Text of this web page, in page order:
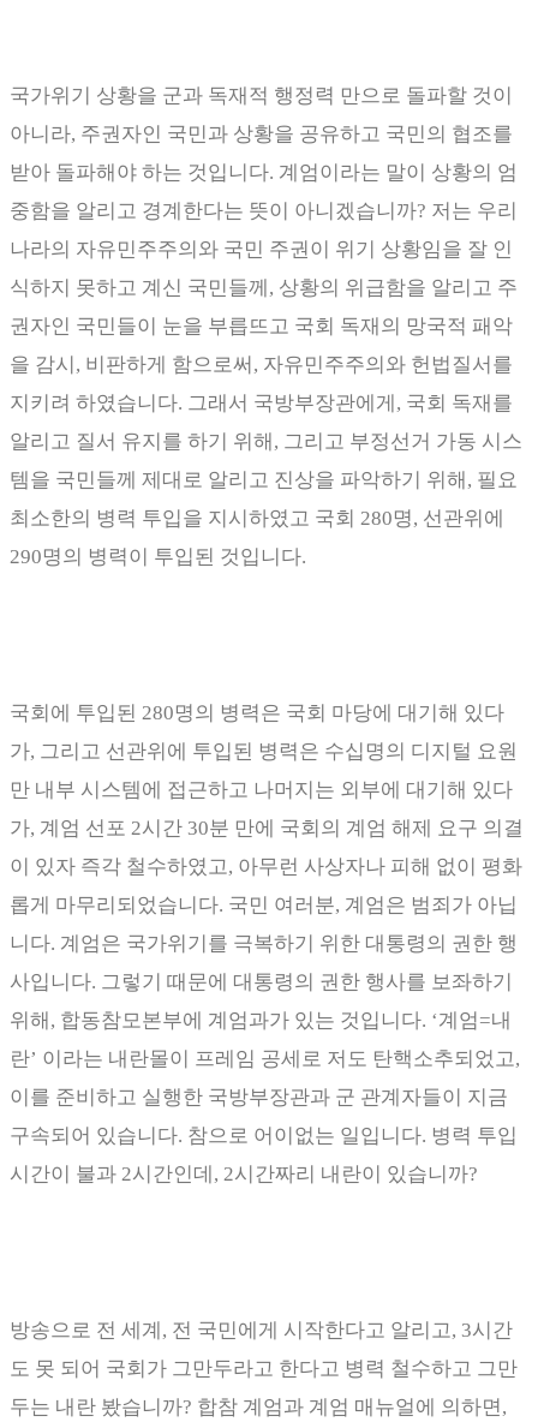
국가위기 상황을 군과 독재적 행정력 만으로 돌파할 것이
아니라, 주권자인 국민과 상황을 공유하고 국민의 협조를
받아 돌파해야 하는 것입니다. 계엄이라는 말이 상황의 엄
중함을 알리고 경계한다는 뜻이 아니겠습니까? 저는 우리
나라의 자유민주주의와 국민 주권이 위기 상황임을 잘 인
식하지 못하고 계신 국민들께 , 상황의 위급함을 알리고 주
권자인 국민들이 눈을 부릅뜨고 국회 독재의 망국적 패악
을 감시 , 비판하게 함으로써 , 자유민주주의와 헌법질서를
지키려 하였습니다. 그래서 국방부장관에게 , 국회 독재를
알리고 질서 유지를 하기 위해 , 그리고 부정선거 가동 시스
템을 국민들께 제대로 알리고 진상을 파악하기 위해 , 필요
최소한의 병력 투입을 지시하였고 국회 280명, 선관위에
290명의 병력이 투입된 것입니다.
국회에 투입된 280명의 병력은 국회 마당에 대기해 있다
가, 그리고 선관위에 투입된 병력은 수십명의 디지털 요원
만 내부 시스템에 접근하고 나머지는 외부에 대기해 있다
가, 계엄 선포 2시간 30분 만에 국회의 계엄 해제 요구 의결
이 있자 즉각 철수하였고, 아무런 사상자나 피해 없이 평화
롭게 마무리되었습니다. 국민 여러분, 계엄은 범죄가 아닙
니다. 계엄은 국가위기를 극복하기 위한 대통령의 권한 행
사입니다. 그렇기 때문에 대통령의 권한 행사를 보좌하기
위해 , 합동참모본부에 계엄과가 있는 것입니다. ‘계엄=내
란’ 이라는 내란몰이 프레임 공세로 저도 탄핵소추되었고,
이를 준비하고 실행한 국방부장관과 군 관계자들이 지금
구속되어 있습니다. 참으로 어이없는 일입니다. 병력 투입
시간이 불과 2시간인데 , 2시간짜리 내란이 있습니까?
방송으로 전 세계 , 전 국민에게 시작한다고 알리고, 3시간
도 못 되어 국회가 그만두라고 한다고 병력 철수하고 그만
두는 내란 봤습니까? 합참 계엄과 계엄 매뉴얼에 의하면,